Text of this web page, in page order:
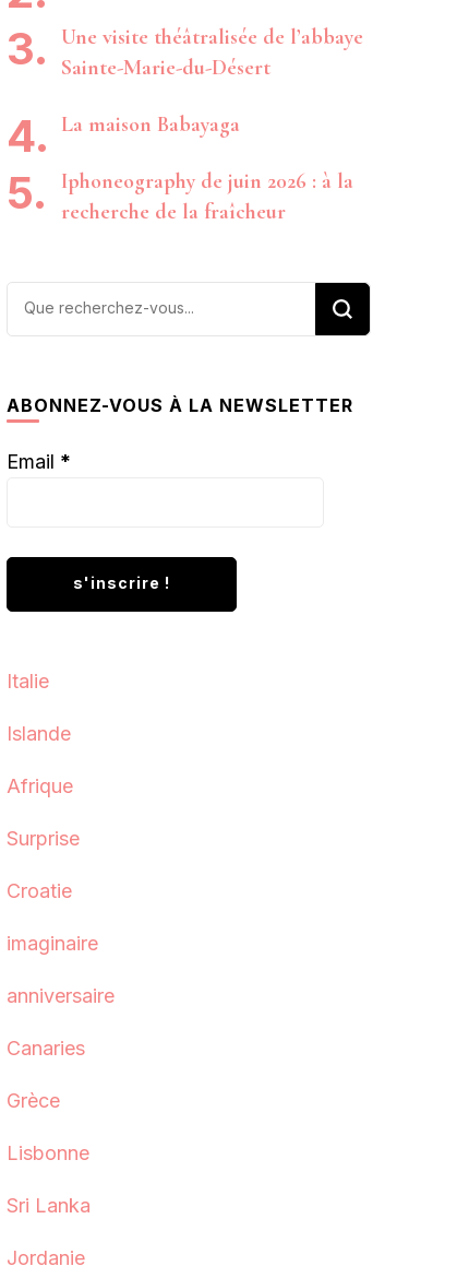
Une visite théâtralisée de l’abbaye
Sainte-Marie-du-Désert
La maison Babayaga
Iphoneography de juin 2026 : à la
recherche de la fraîcheur
Vous
ABONNEZ-VOUS À LA NEWSLETTER
Email *
Italie
Islande
Afrique
Surprise
Croatie
imaginaire
anniversaire
Canaries
Grèce
Lisbonne
Sri Lanka
Jordanie